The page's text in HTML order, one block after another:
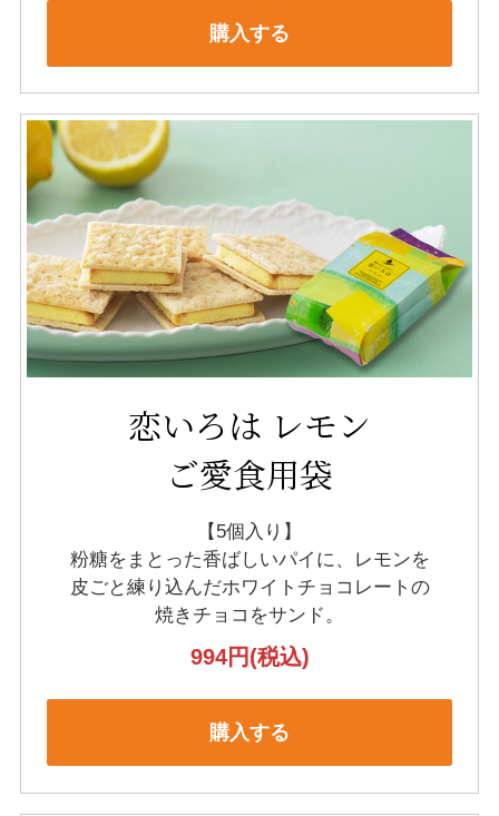
購入する
恋いろは レモン
ご愛食用袋
【5個入り】
粉糖をまとった香ばしいパイに、レモンを
皮ごと練り込んだホワイトチョコレートの
焼きチョコをサンド。
994円(税込)
購入する